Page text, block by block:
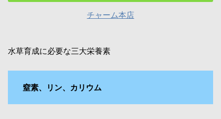
チャーム本店
水草育成に必要な三大栄養素
窒素、リン、カリウム